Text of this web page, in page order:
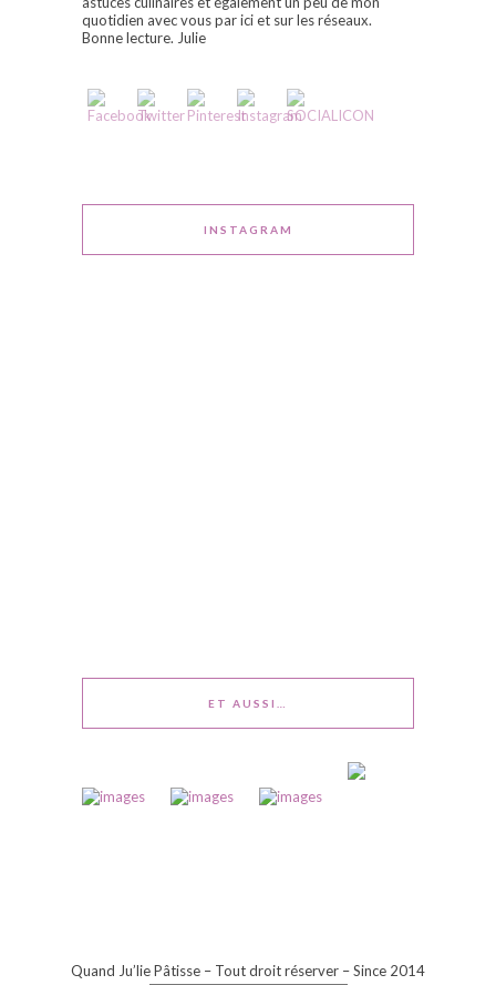
quotidien avec vous par ici et sur les réseaux.
Bonne lecture. Julie
INSTAGRAM
ET AUSSI…
Quand Ju’lie Pâtisse – Tout droit réserver – Since 2014